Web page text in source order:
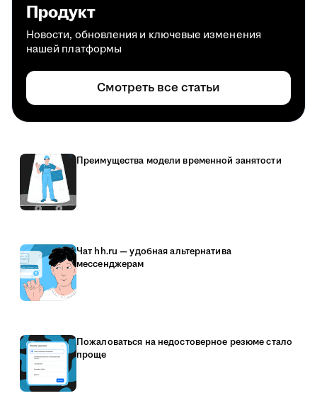
Продукт
Новости, обновления и ключевые изменения
нашей платформы
Смотреть все статьи
Преимущества модели временной занятости
Чат hh.ru — удобная альтернатива
мессенджерам
Пожаловаться на недостоверное резюме стало
проще